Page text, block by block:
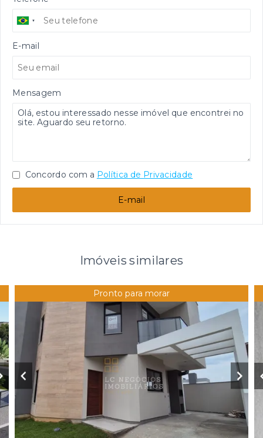
E-mail
Mensagem
Concordo com a Política de Privacidade
E-mail
Imóveis similares
Pronto para morar